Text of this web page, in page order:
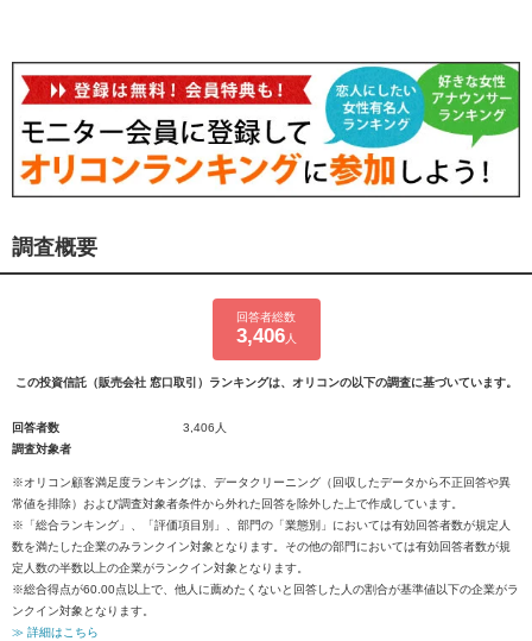
調査概要
回答者総数
3,406人
この投資信託（販売会社 窓口取引）ランキングは、オリコンの以下の調査に基づいています。
回答者数
3,406人
調査対象者
※オリコン顧客満足度ランキングは、データクリーニング（回収したデータから不正回答や異
常値を排除）および調査対象者条件から外れた回答を除外した上で作成しています。
※「総合ランキング」、「評価項目別」、部門の「業態別」においては有効回答者数が規定人
数を満たした企業のみランクイン対象となります。その他の部門においては有効回答者数が規
定人数の半数以上の企業がランクイン対象となります。
※総合得点が60.00点以上で、他人に薦めたくないと回答した人の割合が基準値以下の企業がラ
ンクイン対象となります。
≫ 詳細はこちら